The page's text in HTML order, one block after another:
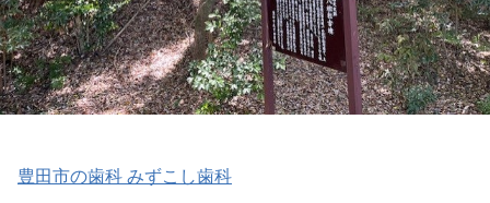
豊田市の歯科 みずこし歯科